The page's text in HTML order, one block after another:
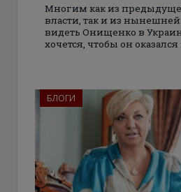
Многим как из
власти, так и из нынешней
видеть Онищенко в
хочется, чтобы он
БЛОГИ